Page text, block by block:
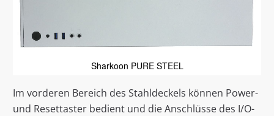
Sharkoon PURE STEEL
Im vorderen Bereich des Stahldeckels können Power-
und Resettaster bedient und die Anschlüsse des I/O-